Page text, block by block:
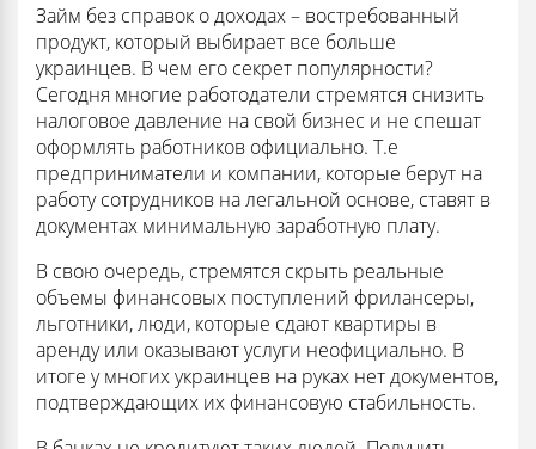
Займ без справок о доходах – востребованный
продукт, который выбирает все больше
украинцев. В чем его секрет популярности?
Сегодня многие работодатели стремятся снизить
налоговое давление на свой бизнес и не спешат
оформлять работников официально. Т.е
предприниматели и компании, которые берут на
работу сотрудников на легальной основе, ставят в
документах минимальную заработную плату.
В свою очередь, стремятся скрыть реальные
объемы финансовых поступлений фрилансеры,
льготники, люди, которые сдают квартиры в
аренду или оказывают услуги неофициально. В
итоге у многих украинцев на руках нет документов,
подтверждающих их финансовую стабильность.